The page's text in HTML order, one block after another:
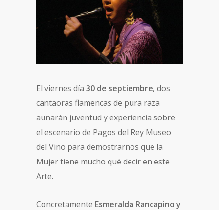
El viernes día 30 de septiembre, dos
cantaoras flamencas de pura raza
aunarán juventud y experiencia sobre
el escenario de Pagos del Rey Museo
del Vino para demostrarnos que la
Mujer tiene mucho qué decir en este
Arte.
Concretamente Esmeralda Rancapino y